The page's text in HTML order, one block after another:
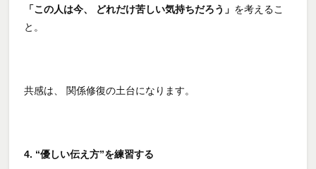
「この人は今、 どれだけ苦しい気持ちだろう」 を考えるこ
と。
共感は、 関係修復の土台になります。
4. “優しい伝え方”を練習する